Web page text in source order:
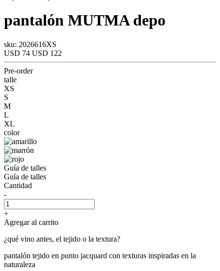
pantalón MUTMAdepo
sku: 2026616XS
USD 74 USD 122
Pre-order
talle
XS
S
M
L
XL
color
Guía de talles
Guía de talles
Cantidad
-
+
Agregar al carrito
¿qué vino antes, el tejido o la textura?
pantalón tejido en punto jacquard con texturas inspiradas en la
naturaleza